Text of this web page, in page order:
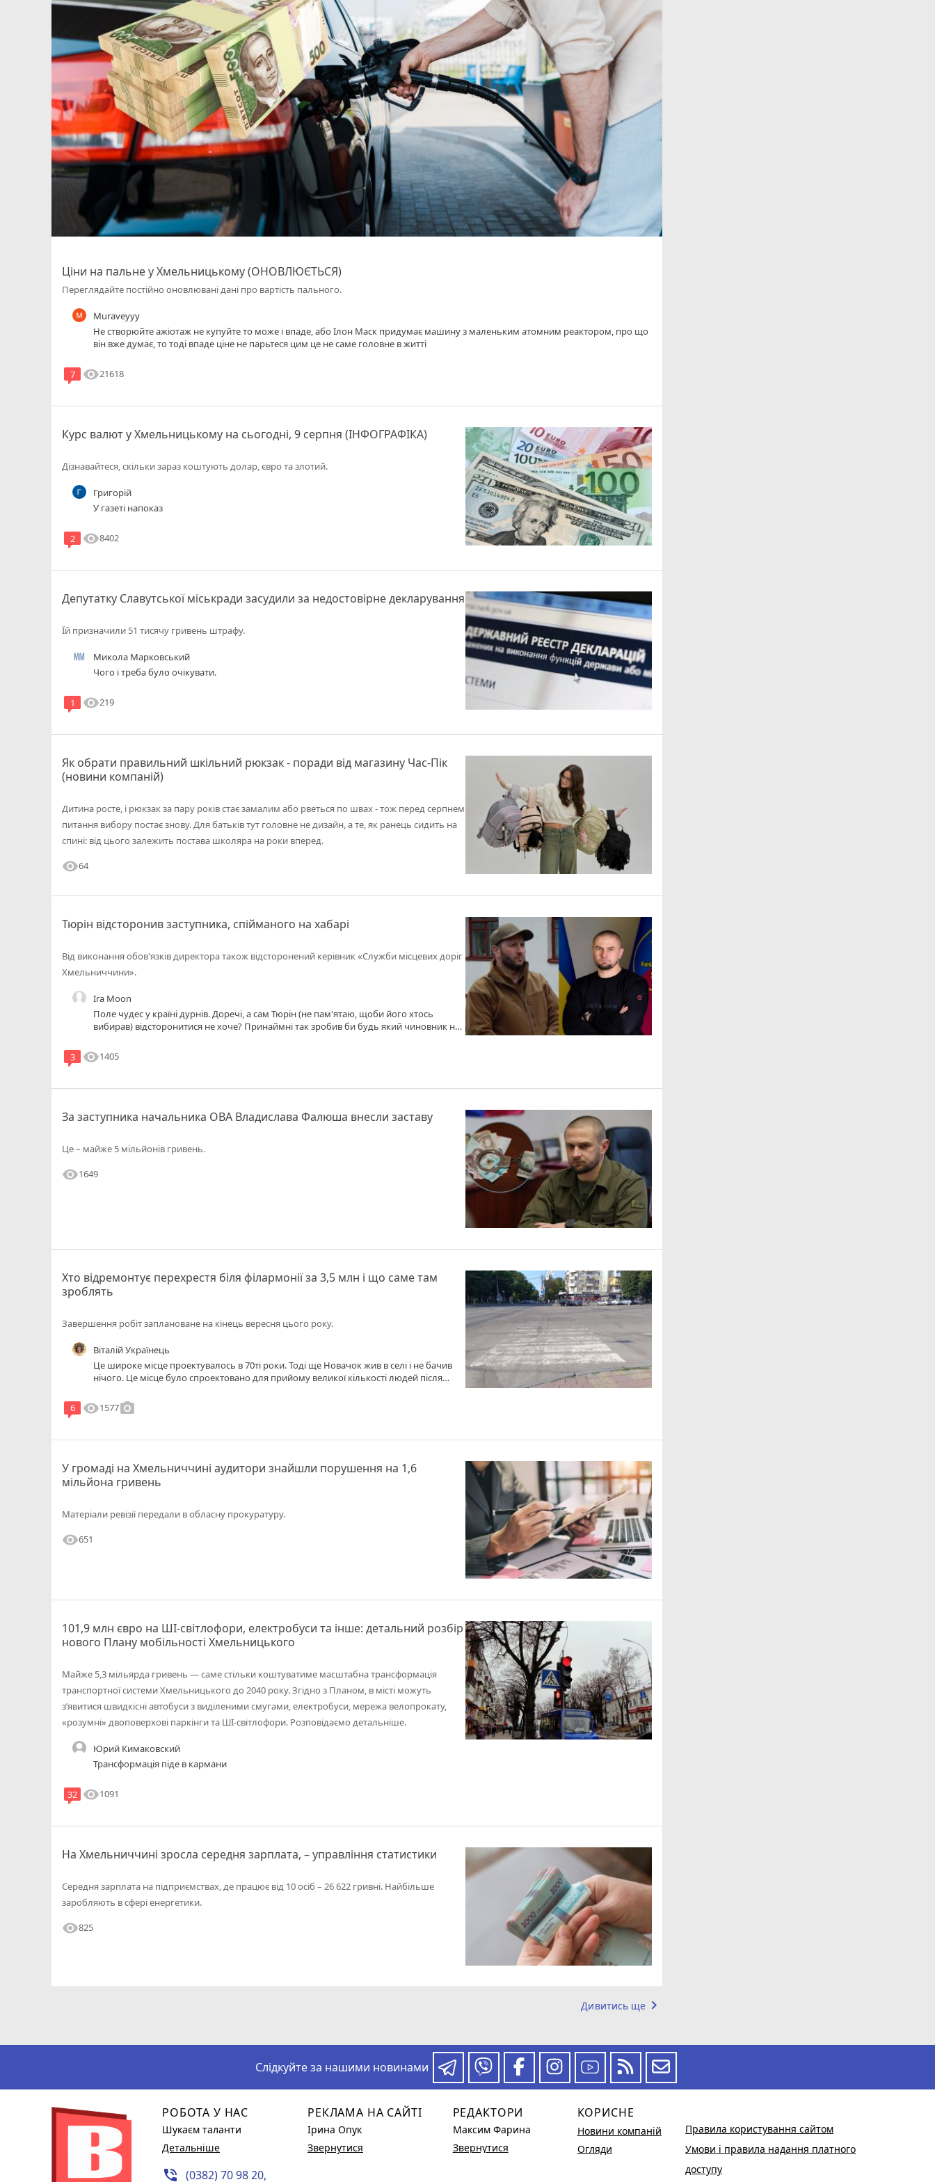
Ціни на пальне у Хмельницькому (ОНОВЛЮЄТЬСЯ)
Переглядайте постійно оновлювані дані про вартість пального.
Muraveyyy
Не створюйте ажіотаж не купуйте то може і впаде, або Ілон Маск придумає машину з маленьким атомним реактором, про що
він вже думає, то тоді впаде ціне не парьтеся цим це не саме головне в житті
7 visibility21618
Курс валют у Хмельницькому на сьогодні, 9 серпня (ІНФОГРАФІКА)
Дізнавайтеся, скільки зараз коштують долар, євро та злотий.
Григорій
У газеті напоказ
2 visibility8402
Депутатку Славутської міськради засудили за недостовірне декларування
Їй призначили 51 тисячу гривень штрафу.
Микола Марковський
Чого і треба було очікувати.
1 visibility219
Як обрати правильний шкільний рюкзак - поради від магазину Час-Пік
(новини компаній)
Дитина росте, і рюкзак за пару років стає замалим або рветься по швах - тож перед серпнем
питання вибору постає знову. Для батьків тут головне не дизайн, а те, як ранець сидить на
спині: від цього залежить постава школяра на роки вперед.
visibility64
Тюрін відсторонив заступника, спійманого на хабарі
Від виконання обов'язків директора також відсторонений керівник «Служби місцевих доріг
Хмельниччини».
Ira Moon
Поле чудес у країні дурнів. Доречі, а сам Тюрін (не пам'ятаю, щоби його хтось
вибирав) відсторонитися не хоче? Принаймні так зробив би будь який чиновник на
- не зрозуміло, але то деталі).
3 visibility1405
За заступника начальника ОВА Владислава Фалюша внесли заставу
Це – майже 5 мільйонів гривень.
visibility1649
Хто відремонтує перехрестя біля філармонії за 3,5 млн і що саме там
зроблять
Завершення робіт заплановане на кінець вересня цього року.
Віталій Українець
Це широке місце проектувалось в 70ті роки. Тоді ще Новачок жив в селі і не бачив
нічого. Це місце було спроектовано для прийому великої кількості людей після
про інвалідів,в місті 50% переходів мають ями -по якім не можливо взагалі проїхати.
Виправити напружену ситуацію можна-влаштувати замість газону-проїзну парковку.
бути усунута та повернута до належного стану за власні кошти горе-керівників.
6 visibility1577photo_camera
У громаді на Хмельниччині аудитори знайшли порушення на 1,6
мільйона гривень
Матеріали ревізії передали в обласну прокуратуру.
visibility651
101,9 млн євро на ШІ-світлофори, електробуси та інше: детальний розбір
нового Плану мобільності Хмельницького
Майже 5,3 мільярда гривень — саме стільки коштуватиме масштабна трансформація
транспортної системи Хмельницького до 2040 року. Згідно з Планом, в місті можуть
з’явитися швидкісні автобуси з виділеними смугами, електробуси, мережа велопрокату,
«розумні» двоповерхові паркінги та ШІ-світлофори. Розповідаємо детальніше.
Юрий Кимаковский
Трансформація піде в кармани
32 visibility1091
На Хмельниччині зросла середня зарплата, – управління статистики
Середня зарплата на підприємствах, де працює від 10 осіб – 26 622 гривні. Найбільше
заробляють в сфері енергетики.
visibility825
Дивитись ще keyboard_arrow_right
Слідкуйте за нашими новинами
РОБОТА У НАС
Шукаєм таланти
Детальніше
phone_in_talk (0382) 70 98 20,
РЕКЛАМА НА САЙТІ
Ірина Опук
Звернутися
РЕДАКТОРИ
Максим Фарина
Звернутися
КОРИСНЕ
Новини компаній
Огляди
Правила користування сайтом
Умови і правила надання платного
доступу